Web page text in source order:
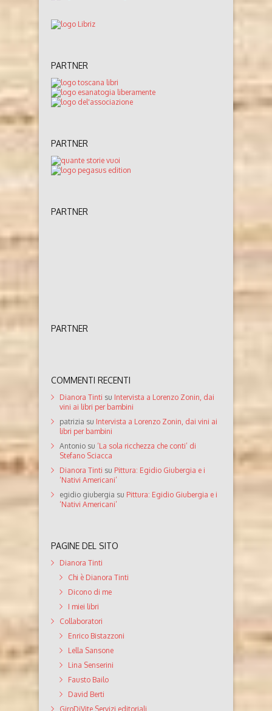
PARTNER
PARTNER
PARTNER
PARTNER
COMMENTI RECENTI
Dianora Tinti su Intervista a Lorenzo Zonin, dai
vini ai libri per bambini
patrizia su Intervista a Lorenzo Zonin, dai vini ai
libri per bambini
Antonio su ‘La sola ricchezza che conti’ di
Stefano Sciacca
Dianora Tinti su Pittura: Egidio Giubergia e i
‘Nativi Americani’
egidio giubergia su Pittura: Egidio Giubergia e i
‘Nativi Americani’
PAGINE DEL SITO
Dianora Tinti
Chi è Dianora Tinti
Dicono di me
I miei libri
Collaboratori
Enrico Bistazzoni
Lella Sansone
Lina Senserini
Fausto Bailo
David Berti
GiroDiVite Servizi editoriali